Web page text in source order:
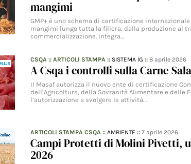
mangimi
GMP+ è uno schema di certificazione
mangimi lungo tutta la filiera, dalla produzione al
commercializzazione. Integra…
CSQA ::ARTICOLI STAMPA :: SISTEMA IG ::8 aprile 2026
A Csqa i controlli sulla Carne
Il Masaf autorizza il nuovo ente di certificazione
dell’Agricoltura, della Sovranità Alimentare e delle
l’autorizzazione a svolgere le attività…
ARTICOLI STAMPA CSQA ::AMBIENTE ::7 aprile 2026
Campi Protetti di Molini Pivetti,
2026